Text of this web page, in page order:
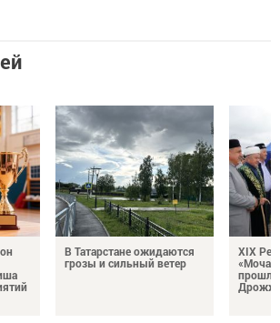
В Татарстане ожидаются
грозы и сильный ветер
XIX